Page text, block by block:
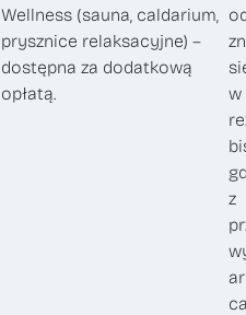
Wellness (sauna, caldarium,
prysznice relaksacyjne) –
dostępna za dodatkową
opłatą.
w
z